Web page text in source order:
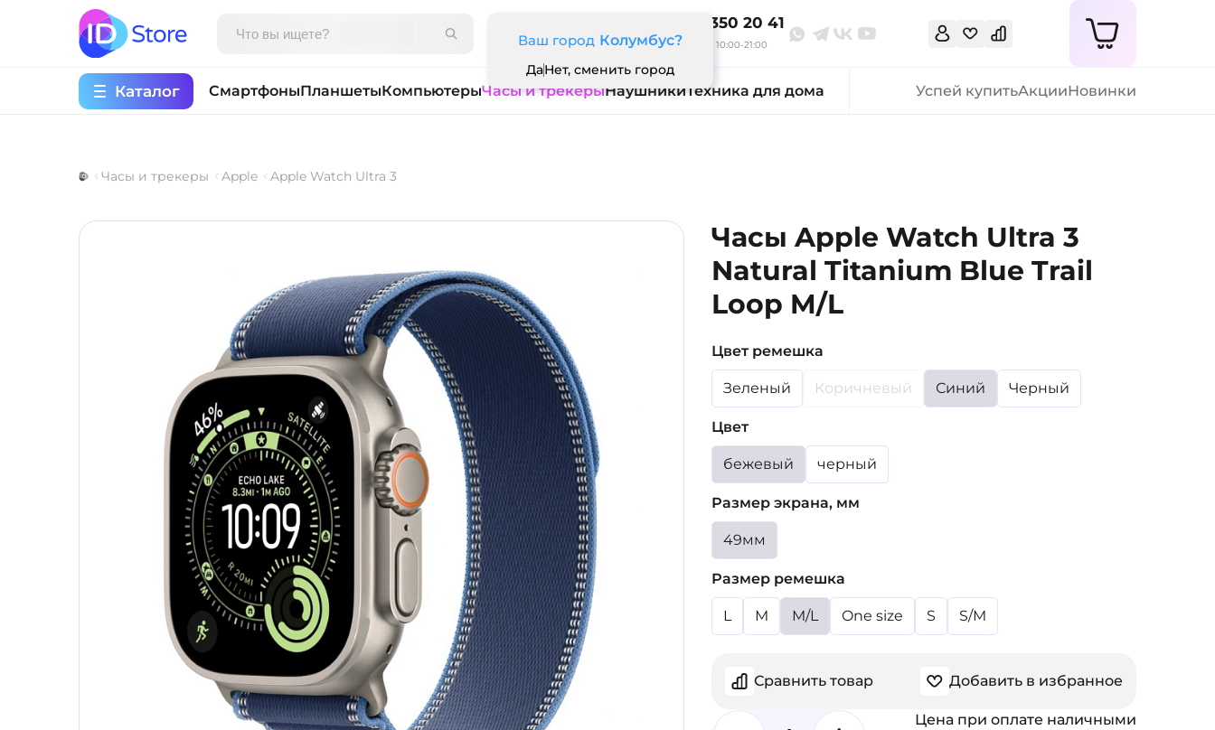
Ваш город Колумбус?
ДаНет, сменить город
8 800 350 20 41
Ежедневно 10:00-21:00
Каталог СмартфоныПланшетыКомпьютерыЧасы и трекерыНаушникиТехника для дома Успей купитьАкцииНовинки
Часы и трекеры Apple Apple Watch Ultra 3
Часы Apple Watch Ultra 3
Natural Titanium Blue Trail
Loop M/L
Цвет ремешка
Зеленый Коричневый Синий Черный
Цвет
бежевый черный
Размер экрана, мм
49мм
Размер ремешка
L M M/L One size S S/M
Сравнить товар Добавить в избранное
Цена при оплате наличными